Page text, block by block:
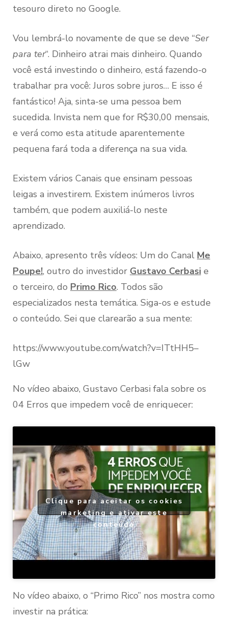
tesouro direto no Google.
Vou lembrá-lo novamente de que se deve “Ser
para ter“. Dinheiro atrai mais dinheiro. Quando
você está investindo o dinheiro, está fazendo-o
trabalhar pra você: Juros sobre juros… E isso é
fantástico! Aja, sinta-se uma pessoa bem
sucedida. Invista nem que for R$30,00 mensais,
e verá como esta atitude aparentemente
pequena fará toda a diferença na sua vida.
Existem vários Canais que ensinam pessoas
leigas a investirem. Existem inúmeros livros
também, que podem auxiliá-lo neste
aprendizado.
Abaixo, apresento três vídeos: Um do Canal Me
Poupe!, outro do investidor Gustavo Cerbasi e
o terceiro, do Primo Rico. Todos são
especializados nesta temática. Siga-os e estude
o conteúdo. Sei que clarearão a sua mente:
https://www.youtube.com/watch?v=ITtHH5–
lGw
No vídeo abaixo, Gustavo Cerbasi fala sobre os
04 Erros que impedem você de enriquecer:
Clique para aceitar os cookies
marketing e ativar este
conteúdo
No vídeo abaixo, o “Primo Rico” nos mostra como
investir na prática: